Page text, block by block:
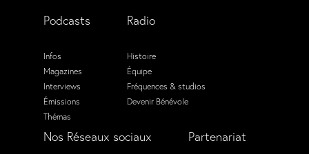
Podcasts
Infos
Magazines
Interviews
Émissions
Thémas
Radio
Histoire
Équipe
Fréquences & studios
Devenir Bénévole
Nos Réseaux sociaux Partenariat